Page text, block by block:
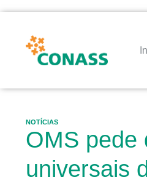
NOTÍCIAS
OMS pede
universais